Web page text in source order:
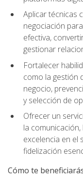
Aplicar técnicas
negociación
efectiva,
gestionar
Fortalecer
como la gestión
negocio,
y selección de
Ofrecer un
la
excelencia en el
fidelización
Cómo te